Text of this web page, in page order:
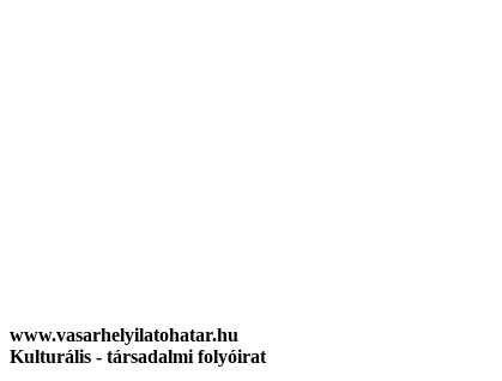
www.vasarhelyilatohatar.hu
Kulturális - társadalmi folyóirat